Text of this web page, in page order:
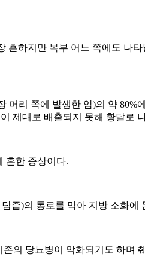
흔하지만 복부 어느 쪽에도 나
머리 쪽에 발생한 암)의 약
제대로 배출되지 못해 황달로
흔한 증상이다.
즙)의 통로를 막아 지방 소화에
의 당뇨병이 악화되기도 하